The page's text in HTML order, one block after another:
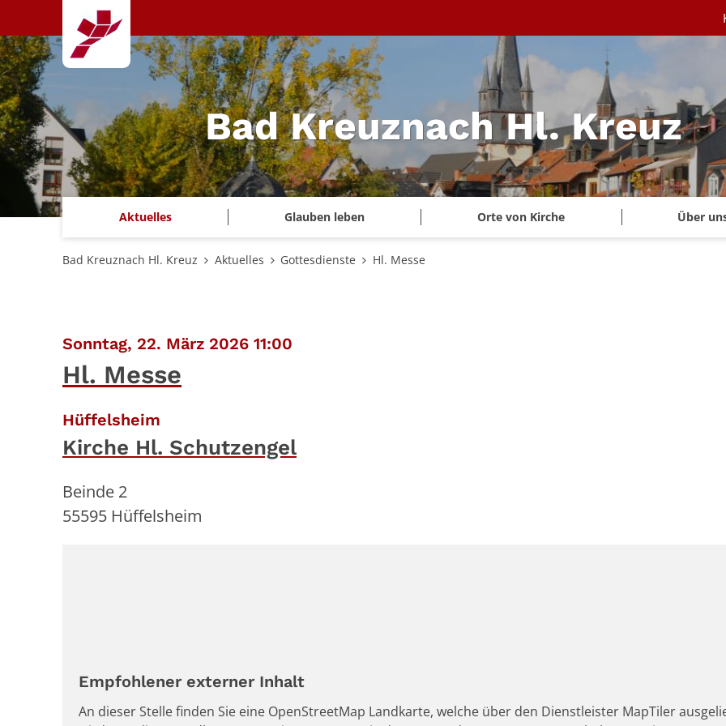
Zum Inhalt springen
Bad Kreuznach Hl. Kreuz
Aktuelles Glauben leben Orte von Kirche Über
Bad Kreuznach Hl. Kreuz Aktuelles Gottesdienste Hl. Messe
Sonntag, 22. März 2026 11:00
Hl. Messe
Hüffelsheim
Kirche Hl. Schutzengel
Beinde 2
55595 Hüffelsheim
Empfohlener externer Inhalt
An dieser Stelle finden Sie eine OpenStreetMap Landkarte, welche über den Dienstleister MapTiler